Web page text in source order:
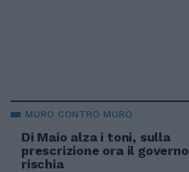
MURO CONTRO MURO
Di Maio alza i toni, sulla
prescrizione ora il governo
rischia